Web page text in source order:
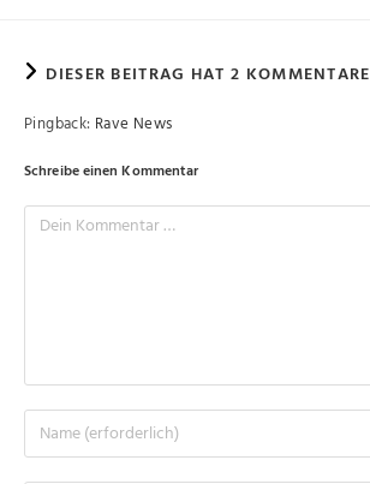
DIESER BEITRAG HAT 2 KOMMENTARE
Pingback: Rave News
Schreibe einen Kommentar